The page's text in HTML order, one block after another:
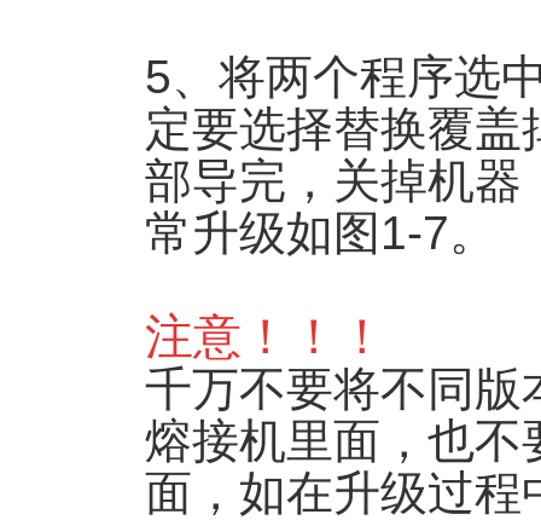
5、将两个程序选
定要选择替换覆
部导完，关掉机器
常升级如图1-7。
注意！！！
千万不要将不同版
熔接机里面，也不
面，如在升级过程